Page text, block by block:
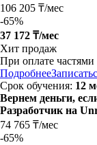
106 205 ₸/мес
-65%
37 172 ₸/мес
Хит продаж
При оплате частями
Подробнее
Срок обучения: 12
Вернем деньги,
Разработчик на
74 765 ₸/мес
-65%